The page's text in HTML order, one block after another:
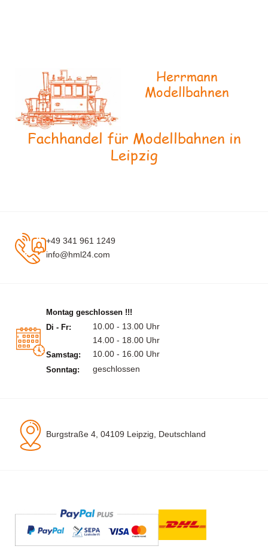
Herrmann
Modellbahnen
Fachhandel für Modellbahnen in
Leipzig
+49 341 961 1249
info@hml24.com
Montag geschlossen !!!
Di - Fr:
10.00 - 13.00 Uhr
14.00 - 18.00 Uhr
Samstag: 10.00 - 16.00 Uhr
Sonntag: geschlossen
Burgstraße 4, 04109 Leipzig, Deutschland